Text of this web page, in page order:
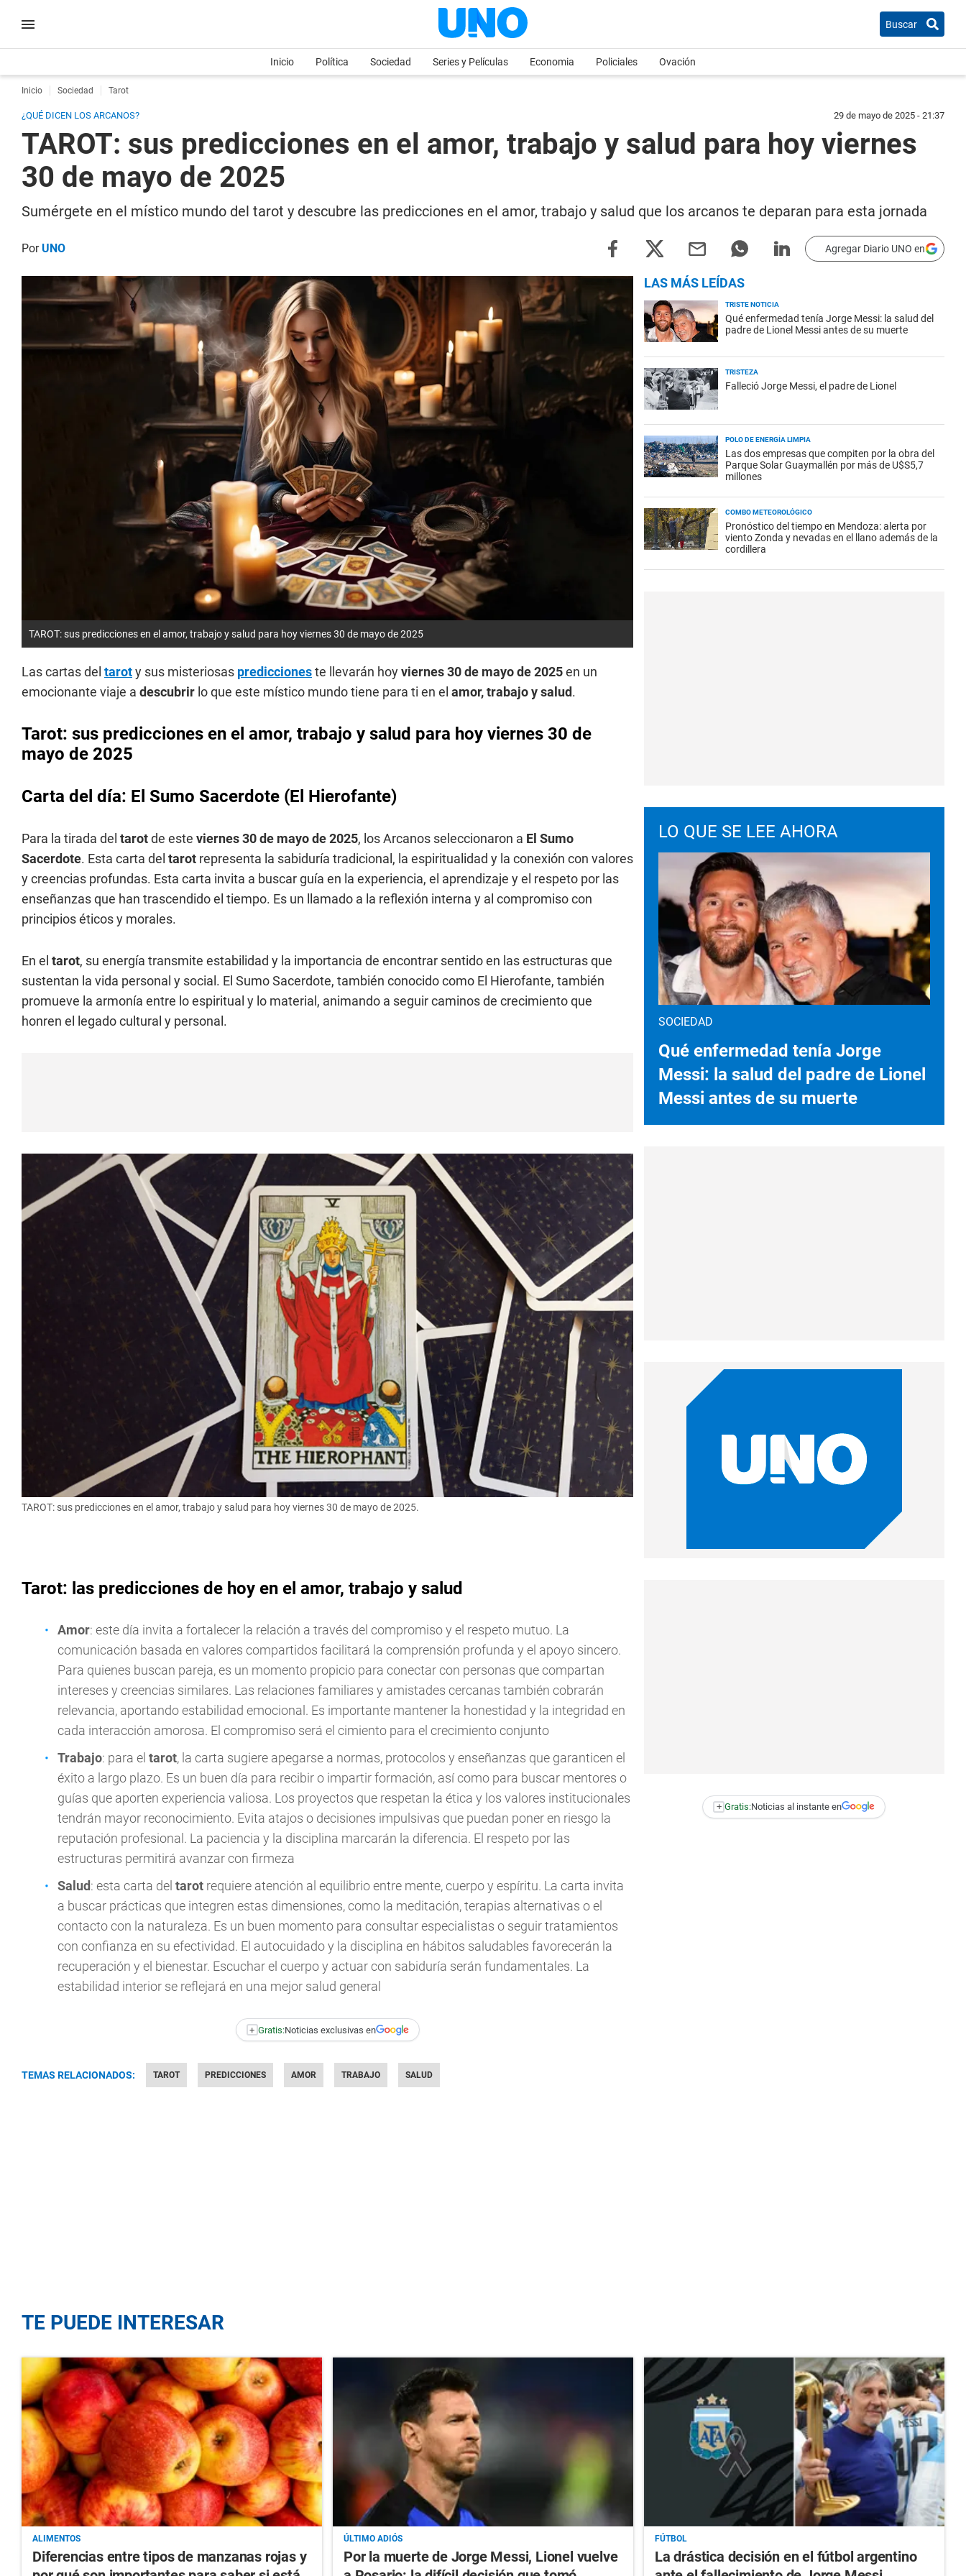
Buscar
Inicio Política Sociedad Series y Películas Economia Policiales Ovación
Inicio Sociedad Tarot
¿QUÉ DICEN LOS ARCANOS? 29 de mayo de 2025 - 21:37
TAROT: sus predicciones en el amor, trabajo y salud para hoy viernes
30 de mayo de 2025
Sumérgete en el místico mundo del tarot y descubre las predicciones en el amor, trabajo y salud que los arcanos te deparan para esta jornada
PorUNO Agregar Diario UNO en
TAROT: sus predicciones en el amor, trabajo y salud para hoy viernes 30 de mayo de 2025
Las cartas del taroty sus misteriosas prediccioneste llevarán hoyviernes 30 de mayo de 2025en un
emocionante viaje a descubrir lo que este místico mundo tiene para ti en el amor, trabajo y salud.
Tarot: sus predicciones en el amor, trabajo y salud para hoy viernes 30 de
mayo de 2025
Carta del día: El Sumo Sacerdote (El Hierofante)
Para la tirada del tarotde este viernes 30 de mayo de 2025, los Arcanos seleccionaron a El Sumo
Sacerdote. Esta carta del tarot representa la sabiduría tradicional, la espiritualidad y la conexión con valores
y creencias profundas. Esta carta invita a buscar guía en la experiencia, el aprendizaje y el respeto por las
enseñanzas que han trascendido el tiempo. Es un llamado a la reflexión interna y al compromiso con
principios éticos y morales.
En el tarot, su energía transmite estabilidad y la importancia de encontrar sentido en las estructuras que
sustentan la vida personal y social. El Sumo Sacerdote, también conocido como El Hierofante, también
promueve la armonía entre lo espiritual y lo material, animando a seguir caminos de crecimiento que
honren el legado cultural y personal.
TAROT: sus predicciones en el amor, trabajo y salud para hoy viernes 30 de mayo de 2025.
Tarot: las predicciones de hoy en el amor, trabajo y salud
Amor: este día invita a fortalecer la relación a través del compromiso y el respeto mutuo. La
comunicación basada en valores compartidos facilitará la comprensión profunda y el apoyo sincero.
Para quienes buscan pareja, es un momento propicio para conectar con personas que compartan
intereses y creencias similares. Las relaciones familiares y amistades cercanas también cobrarán
relevancia, aportando estabilidad emocional. Es importante mantener la honestidad y la integridad en
cada interacción amorosa. El compromiso será el cimiento para el crecimiento conjunto
Trabajo: para el tarot, la carta sugiere apegarse a normas, protocolos y enseñanzas que garanticen el
éxito a largo plazo. Es un buen día para recibir o impartir formación, así como para buscar mentores o
guías que aporten experiencia valiosa. Los proyectos que respetan la ética y los valores institucionales
tendrán mayor reconocimiento. Evita atajos o decisiones impulsivas que puedan poner en riesgo la
reputación profesional. La paciencia y la disciplina marcarán la diferencia. El respeto por las
estructuras permitirá avanzar con firmeza
Salud: esta carta del tarot requiere atención al equilibrio entre mente, cuerpo y espíritu. La carta invita
a buscar prácticas que integren estas dimensiones, como la meditación, terapias alternativas o el
contacto con la naturaleza. Es un buen momento para consultar especialistas o seguir tratamientos
con confianza en su efectividad. El autocuidado y la disciplina en hábitos saludables favorecerán la
recuperación y el bienestar. Escuchar el cuerpo y actuar con sabiduría serán fundamentales. La
estabilidad interior se reflejará en una mejor salud general
+ Gratis:Noticias exclusivas en
TEMAS RELACIONADOS: TAROT PREDICCIONES AMOR TRABAJO SALUD
LAS MÁS LEÍDAS
TRISTE NOTICIA
Qué enfermedad tenía Jorge Messi: la salud del
padre de Lionel Messi antes de su muerte
TRISTEZA
Falleció Jorge Messi, el padre de Lionel
POLO DE ENERGÍA LIMPIA
Las dos empresas que compiten por la obra del
Parque Solar Guaymallén por más de U$S5,7
millones
COMBO METEOROLÓGICO
Pronóstico del tiempo en Mendoza: alerta por
viento Zonda y nevadas en el llano además de la
cordillera
LO QUE SE LEE AHORA
SOCIEDAD
Qué enfermedad tenía Jorge
Messi: la salud del padre de Lionel
Messi antes de su muerte
+ Gratis:Noticias al instante en
TE PUEDE INTERESAR
ALIMENTOS
Diferencias entre tipos de manzanas rojas y
ÚLTIMO ADIÓS
Por la muerte de Jorge Messi, Lionel vuelve
FÚTBOL
La drástica decisión en el fútbol argentino